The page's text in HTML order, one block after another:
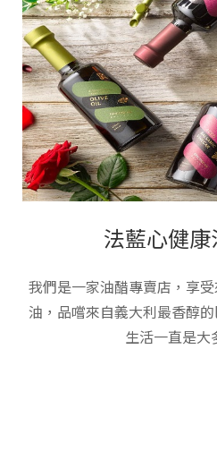
法藍心健康
我們是一家油醋專賣店，享
油，品嚐來自義大利最香醇
生活一直是大